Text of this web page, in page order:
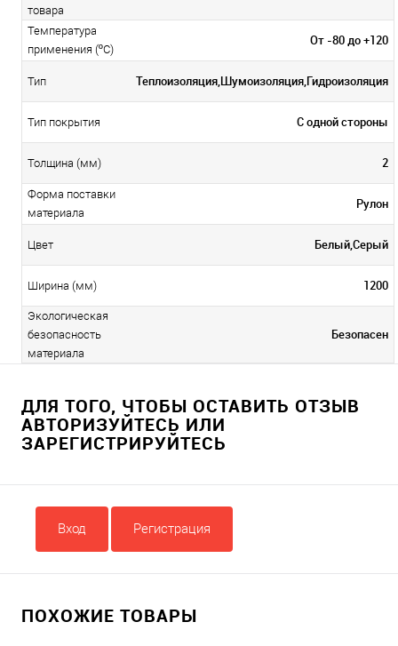
товара
Температура
применения (ºС)
От -80 до +120
Тип Теплоизоляция,Шумоизоляция,Гидроизоляция
Тип покрытия С одной стороны
Толщина (мм) 2
Форма поставки
материала
Рулон
Цвет Белый,Серый
Ширина (мм) 1200
Экологическая
безопасность
материала
Безопасен
ДЛЯ ТОГО, ЧТОБЫ ОСТАВИТЬ ОТЗЫВ
АВТОРИЗУЙТЕСЬ ИЛИ
ЗАРЕГИСТРИРУЙТЕСЬ
Вход Регистрация
ПОХОЖИЕ ТОВАРЫ